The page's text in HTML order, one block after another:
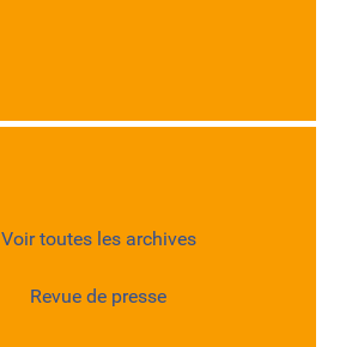
Voir toutes les archives
Revue de presse